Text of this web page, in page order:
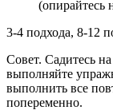
(опирайтесь
3-4 подхода, 8-12
Совет. Садитесь
выполняйте
выполнить все
попеременно.